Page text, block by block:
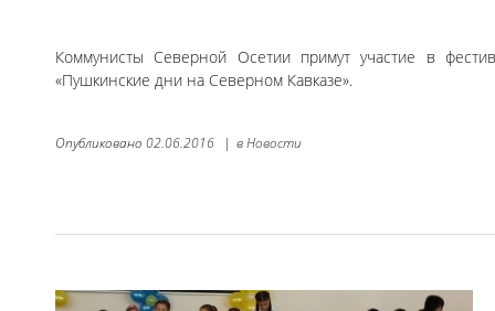
Коммунисты Северной Осетии примут участие в
«Пушкинские дни на Северном Кавказе».
Опубликовано 02.06.2016 | вНовости